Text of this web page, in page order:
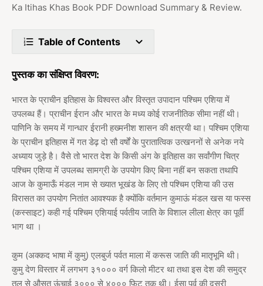
Ka Itihas Khas Book PDF Download Summary & Review.
Table of Contents
पुस्तक का संक्षिप्त विवरण:
भारत के प्राचीन इतिहास के विश्वस्त और विस्तृत उपादान पश्चिम एशिया में
उपलब्ध हैं। प्राचीन ईरान और भारत के मध्य कोई राजनीतिक सीमा नहीं थी।
पाणिनि के समय में गान्धार ईरानी हख्मनीश शासन की क्षत्रयी था। पश्चिम एशिया
के प्राचीन इतिहास में गत डेढ़ दो सौ वर्षों के पुरातात्विक उत्खननों से अनेक नये
अध्याय जुड़े है। वैसे तो भारत देश के किसी अंग के इतिहास का सर्वांगीण चित्र
पश्चिम एशिया में उपलब्ध सामग्री के उपयोग किए बिना नहीं बन सकता तथापि
आज के कुमाऊँ मंडल नाम से ख्यात भूखंड के लिए तो पश्चिम एशिया की उस
विरासत का उपयोग नितांत आवश्यक है क्योंकि वर्तमान कुमाऊं मंडल खस या फस्स
(कस्साइट) कही गई पश्चिम एशियाई पर्वतीय जाति के विशाल लीला क्षेत्र का पूर्वी
भाग था ।
कुम (अक्कद भाषा में कुमु) एलबुर्ज पर्वत माला में करूस जाति की मातृभूमि थी।
कुमु देण विस्तार में लगभग ३१००० वर्ग किलो मीटर था तथा इस देश की समुद्र
तल से औसत ऊंचाई ३००० से ४००० फिट तक थी। ईसा पूर्व की दूसरी